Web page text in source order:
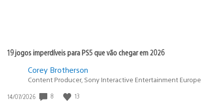
19 jogos imperdíveis para PS5 que vão chegar em 2026
Corey Brotherson
Content Producer, Sony Interactive Entertainment Europe
Data
14/07/2026 8 13